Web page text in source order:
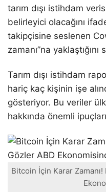
tarım dışı istihdam
belirleyici olacağını
takipçisine seslenen
zamanı”na yaklaştığını
Tarım dışı istihdam
hariç kaç kişinin işe
gösteriyor. Bu veriler
hakkında önemli
Bitcoin İçin Karar